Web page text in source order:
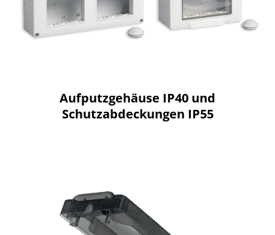
Aufputzgehäuse IP40 und
Schutzabdeckungen IP55